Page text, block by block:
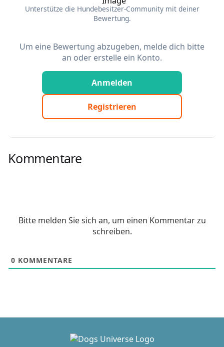
Unterstütze die Hundebesitzer-Community mit deiner
Bewertung.
Um eine Bewertung abzugeben, melde dich bitte
an oder erstelle ein Konto.
Anmelden
Registrieren
Kommentare
Bitte melden Sie sich an, um einen Kommentar zu
schreiben.
0 KOMMENTARE